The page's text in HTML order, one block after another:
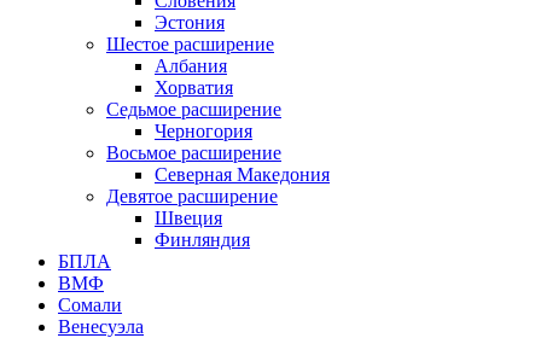
Эстония
Шестое расширение
Албания
Хорватия
Седьмое расширение
Черногория
Восьмое расширение
Северная Македония
Девятое расширение
Швеция
Финляндия
БПЛА
ВМФ
Сомали
Венесуэла